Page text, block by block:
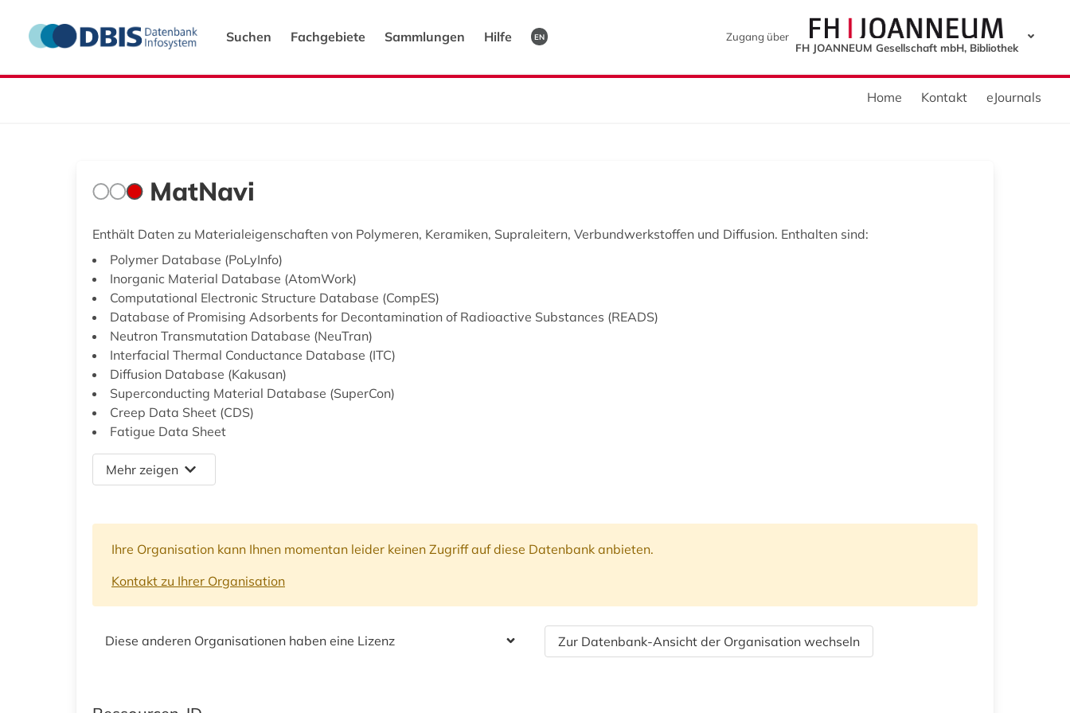
Suchen Fachgebiete Sammlungen Hilfe EN
Zugang über
FH JOANNEUM Gesellschaft mbH, Bibliothek
Home Kontakt eJournals
MatNavi
Enthält Daten zu Materialeigenschaften von Polymeren, Keramiken, Supraleitern, Verbundwerkstoffen und Diffusion. Enthalten sind:
Polymer Database (PoLyInfo)
Inorganic Material Database (AtomWork)
Computational Electronic Structure Database (CompES)
Database of Promising Adsorbents for Decontamination of Radioactive Substances (READS)
Neutron Transmutation Database (NeuTran)
Interfacial Thermal Conductance Database (ITC)
Diffusion Database (Kakusan)
Superconducting Material Database (SuperCon)
Creep Data Sheet (CDS)
Fatigue Data Sheet
Mehr zeigen
Ihre Organisation kann Ihnen momentan leider keinen Zugriff auf diese Datenbank anbieten.
Kontakt zu Ihrer Organisation
Diese anderen Organisationen haben eine Lizenz Zur Datenbank-Ansicht der Organisation wechseln